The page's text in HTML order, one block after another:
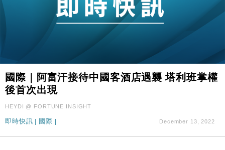
國際｜阿富汗接待中國客酒店遇襲 塔利班掌權
後首次出現
HEYDI @ FORTUNE INSIGHT
即時快訊 國際 December 13, 2022